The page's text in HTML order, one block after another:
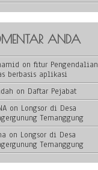
ANDA
on fitur Pengendalian
berbasis aplikasi
on Daftar Pejabat
on Longsor di Desa
Temanggung
on Longsor di Desa
Temanggung